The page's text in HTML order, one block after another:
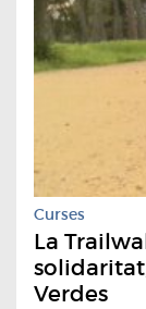
Curses
La
Verdes